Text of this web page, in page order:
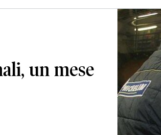
un mese